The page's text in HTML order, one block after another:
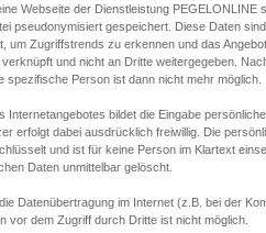
Webseite der Dienstleistung
pseudonymisiert gespeichert. Diese Daten
um Zugriffstrends zu erkennen und das
und nicht an Dritte weitergegeben.
spezifische Person ist dann nicht mehr möglich.
Internetangebotes bildet die Eingabe
erfolgt dabei ausdrücklich freiwillig. Die
und ist für keine Person im Klartext
Daten unmittelbar gelöscht.
Datenübertragung im Internet (z.B. bei der
vor dem Zugriff durch Dritte ist nicht möglich.